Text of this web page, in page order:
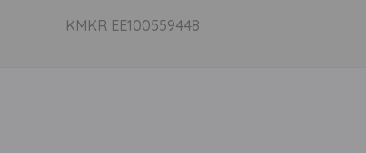
KMKR EE100559448